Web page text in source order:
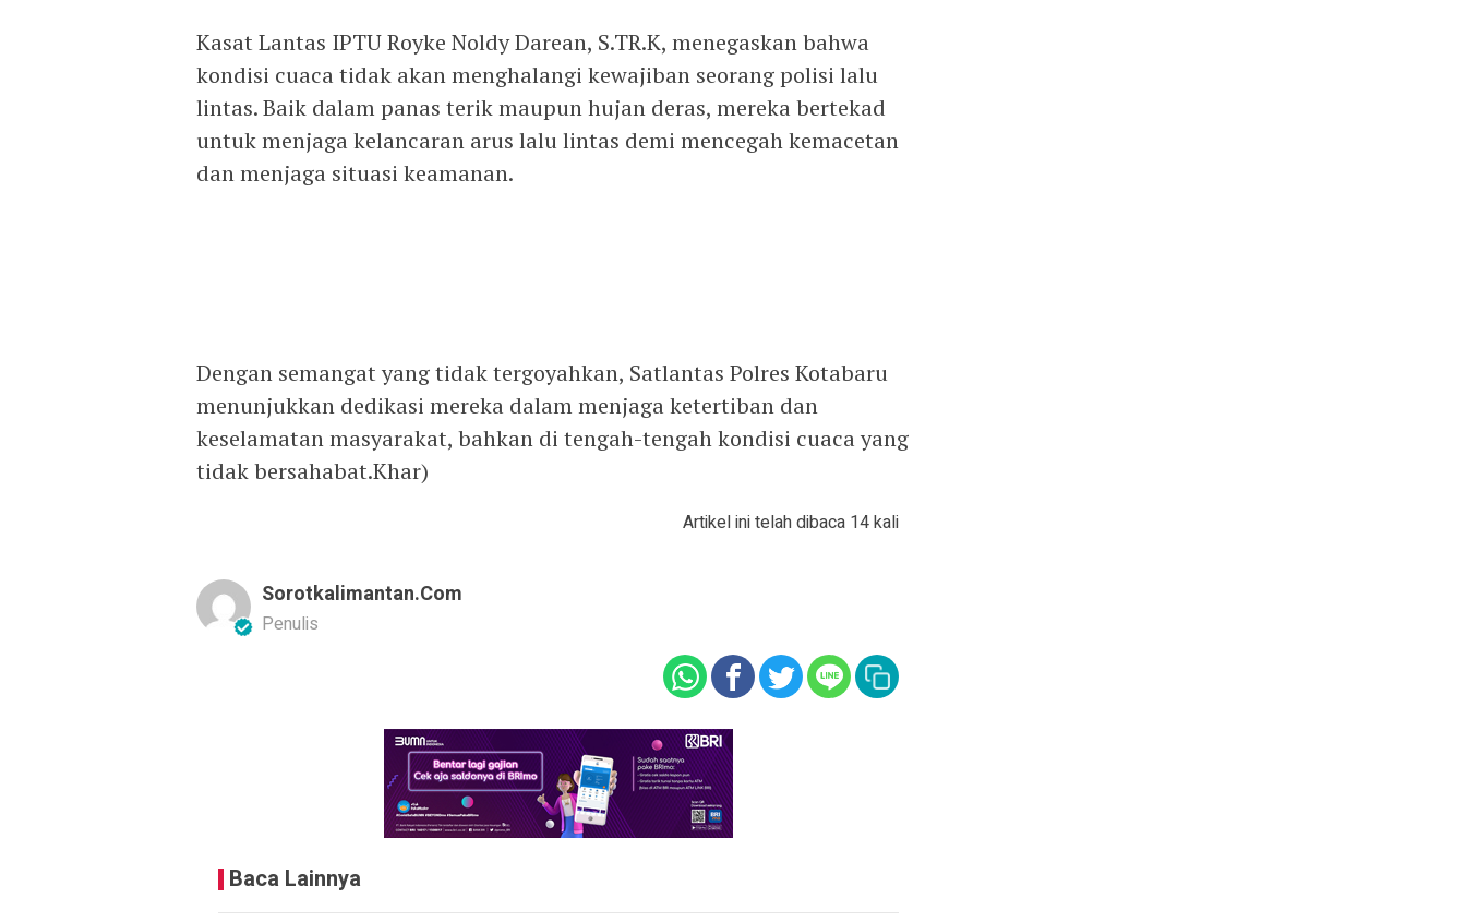
Kasat Lantas IPTU Royke Noldy Darean, S.TR.K, menegaskan bahwa
kondisi cuaca tidak akan menghalangi kewajiban seorang polisi lalu
lintas. Baik dalam panas terik maupun hujan deras, mereka bertekad
untuk menjaga kelancaran arus lalu lintas demi mencegah kemacetan
dan menjaga situasi keamanan.
Dengan semangat yang tidak tergoyahkan, Satlantas Polres Kotabaru
menunjukkan dedikasi mereka dalam menjaga ketertiban dan
keselamatan masyarakat, bahkan di tengah-tengah kondisi cuaca yang
tidak bersahabat.Khar)
Artikel ini telah dibaca 14 kali
Sorotkalimantan.com
Penulis
Baca Lainnya